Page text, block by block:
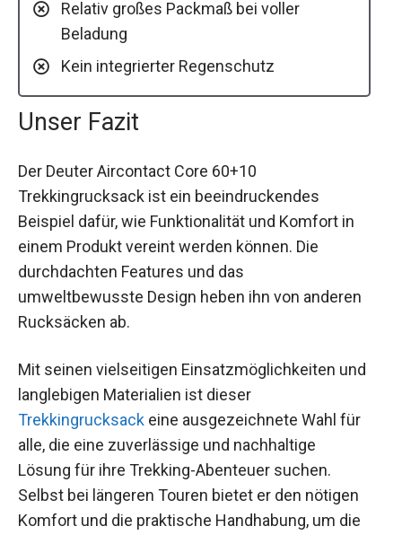
Relativ großes Packmaß bei voller
Beladung
Kein integrierter Regenschutz
Unser Fazit
Der Deuter Aircontact Core 60+10
Trekkingrucksack ist ein beeindruckendes
Beispiel dafür, wie Funktionalität und Komfort in
einem Produkt vereint werden können. Die
durchdachten Features und das
umweltbewusste Design heben ihn von anderen
Rucksäcken ab.
Mit seinen vielseitigen Einsatzmöglichkeiten und
langlebigen Materialien ist dieser
Trekkingrucksack eine ausgezeichnete Wahl für
alle, die eine zuverlässige und nachhaltige
Lösung für ihre Trekking-Abenteuer suchen.
Selbst bei längeren Touren bietet er den nötigen
Komfort und die praktische Handhabung, um die